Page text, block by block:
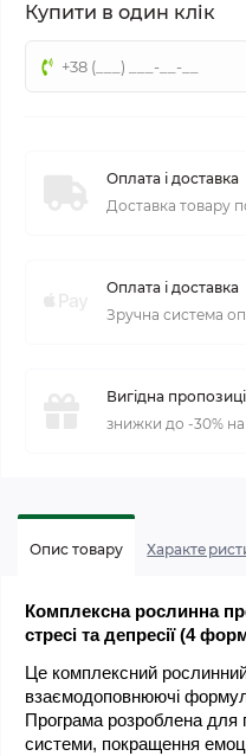
Купити в один клік
Оплата і доставка
Доставка товару
Оплата і доставка
Зручна система
Вигідна
знижки до -30% на
Опис товару
Комплексна рослинна
стресі та депресії (4
Це комплексний
взаємодоповнюючі
Програма розроблена для
системи, покращення